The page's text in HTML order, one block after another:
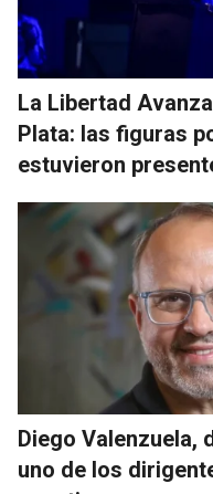
La Libertad
Plata: las figuras
estuvieron
Diego Valenzuela,
uno de los